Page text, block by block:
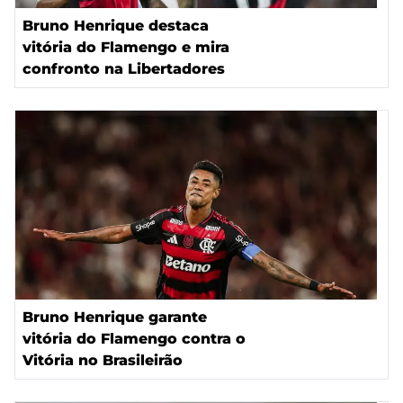
Bruno Henrique destaca
vitória do Flamengo e mira
confronto na Libertadores
Bruno Henrique garante
vitória do Flamengo contra o
Vitória no Brasileirão